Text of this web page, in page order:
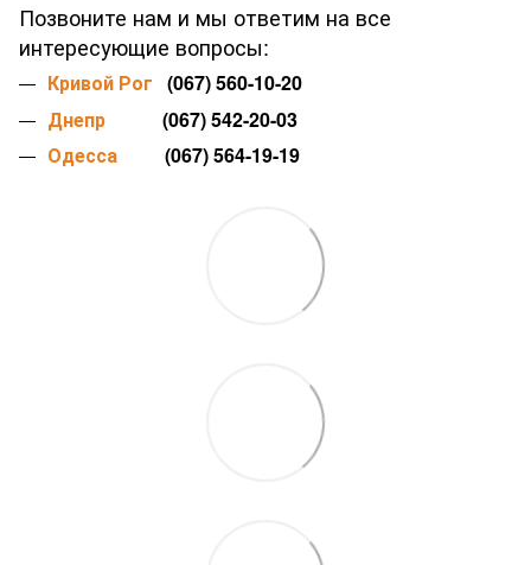
Позвоните нам и мы ответим на все
интересующие вопросы:
Кривой Рог (067) 560-10-20
Днепр (067) 542-20-03
Одесса (067) 564-19-19